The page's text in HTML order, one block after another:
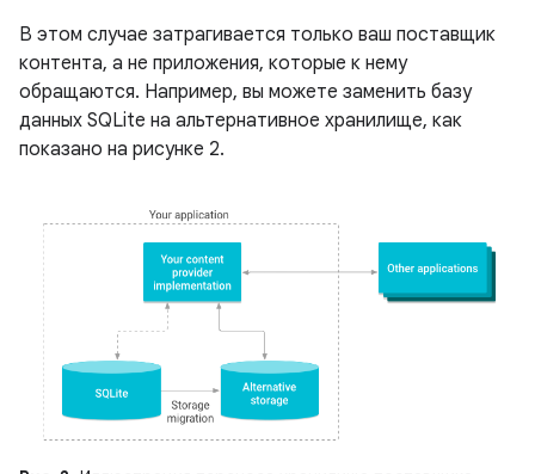
В этом случае затрагивается только ваш поставщик
контента, а не приложения, которые к нему
обращаются. Например, вы можете заменить базу
данных SQLite на альтернативное хранилище, как
показано на рисунке 2.